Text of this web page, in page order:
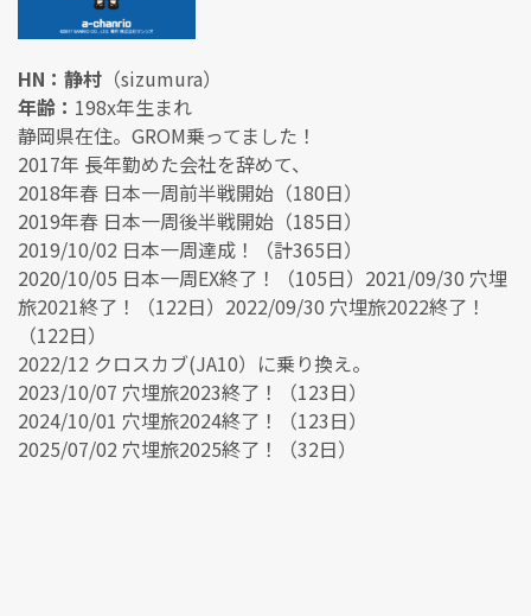
HN：静村 （sizumura）
年齢： 198x年生まれ
静岡県在住。GROM乗ってました！
2017年 長年勤めた会社を辞めて、
2018年春 日本一周前半戦開始（180日）
2019年春 日本一周後半戦開始（185日）
2019/10/02 日本一周達成！（計365日）
2020/10/05 日本一周EX終了！（105日）2021/09/30 穴埋
旅2021終了！（122日）2022/09/30 穴埋旅2022終了！
（122日）
2022/12 クロスカブ(JA10）に乗り換え。
2023/10/07 穴埋旅2023終了！（123日）
2024/10/01 穴埋旅2024終了！（123日）
2025/07/02 穴埋旅2025終了！（32日）